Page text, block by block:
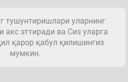
тушунтиришлари уларнинг
акс эттиради ва Сиз уларга
қарор қабул қилишингиз
мумкин.